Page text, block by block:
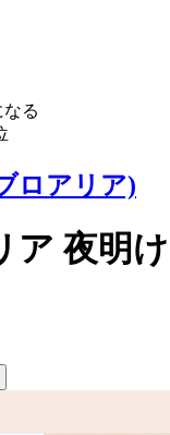
なる
ロアリア)
ア 夜明